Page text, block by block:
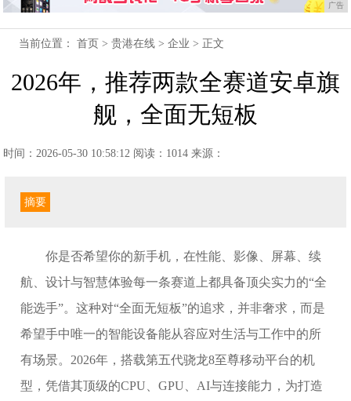
广告
当前位置：首页 >贵港在线 >企业 > 正文
2026年，推荐两款全赛道安卓旗
舰，全面无短板
时间：2026-05-30 10:58:12 阅读：1014 来源：
摘要
你是否希望你的新手机，在性能、影像、屏幕、续
航、设计与智慧体验每一条赛道上都具备顶尖实力的“全
能选手”。这种对“全面无短板”的追求，并非奢求，而是
希望手中唯一的智能设备能从容应对生活与工作中的所
有场景。2026年，搭载第五代骁龙8至尊移动平台的机
型，凭借其顶级的CPU、GPU、AI与连接能力，为打造